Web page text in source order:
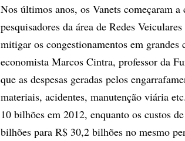
Nos últimos anos, os Vanets começaram
pesquisadores da área de Redes
mitigar os congestionamentos em
economista Marcos Cintra, professor da
que as despesas geradas pelos
materiais, acidentes, manutenção viária
10 bilhões em 2012, enquanto os custos
bilhões para R$ 30,2 bilhões no mesmo